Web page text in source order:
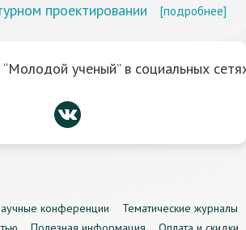
проектировании
[подробнее]
ученый” в социальных
конференции
Тематические журналы